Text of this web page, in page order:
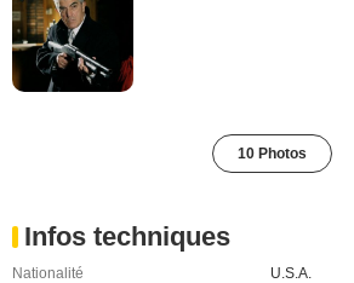
10 Photos
Infos techniques
Nationalité
U.S.A.